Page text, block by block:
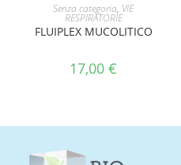
AGGIUNGI AL CARRELLO
Senza categoria, VIE
RESPIRATORIE
FLUIPLEX MUCOLITICO
17,00€